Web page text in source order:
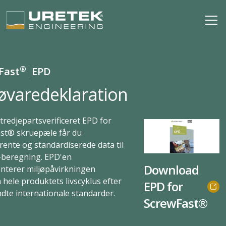
® EPD
EPD for
skruepæle får du
og standardiserede data til
EPD'en
miljøpåvirkningen
hele produktets livscyklus efter
internationale standarder.
Download
EPD for
ScrewFast®